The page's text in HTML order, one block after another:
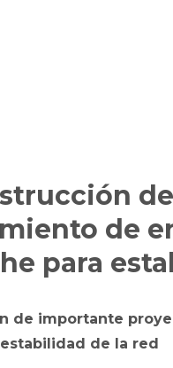
de
para
de importante
de la red